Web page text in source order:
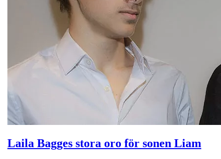
Laila Bagges stora oro för sonen Liam